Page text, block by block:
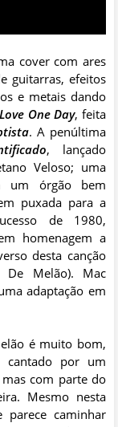
cover com ares
guitarras, efeitos
e metais dando
One Day, feita
. A penúltima
, lançado
Veloso; uma
um órgão bem
puxada para a
de 1980,
homenagem a
desta canção
Melão). Mac
adaptação em
é muito bom,
cantado por um
com parte do
Mesmo nesta
parece caminhar